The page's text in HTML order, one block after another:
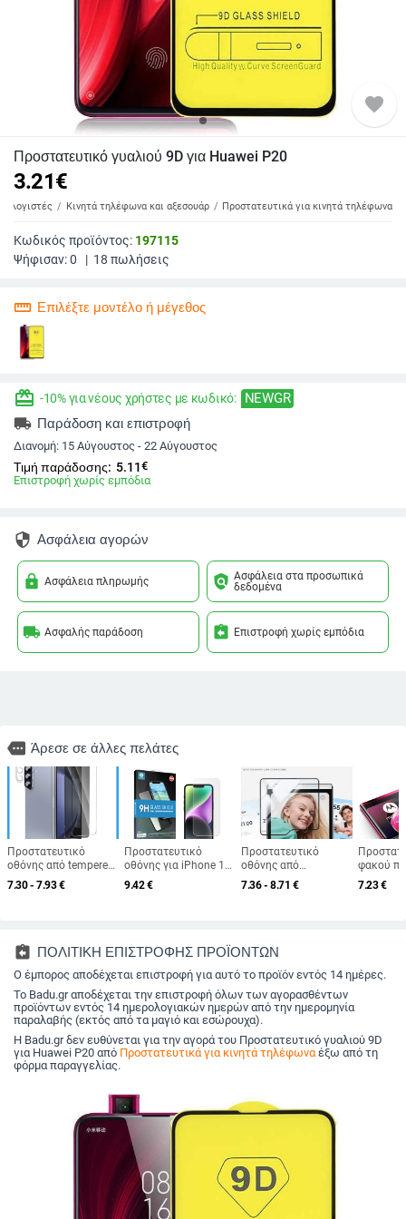
favorite
Προστατευτικό γυαλιού 9D για Huawei P20
3.21€
Κινητά τηλέφωνα και αξεσουάρ Προστατευτικά για κινητά τηλέφωνα
Κωδικός προϊόντος: 197115
Ψήφισαν:0 | 18 πωλήσεις
straighten Επιλέξτε μοντέλο ή μέγεθος
redeem -10% για νέους χρήστες με κωδικό: NEWGR
local_shipping Παράδοση και επιστροφή
Διανομή: 15 Αύγουστος - 22 Αύγουστος
Τιμή παράδοσης: 5.11€
Επιστροφή χωρίς εμπόδια
security Ασφάλεια αγορών
lock Ασφάλεια πληρωμής policy Ασφάλεια στα προσωπικά
δεδομένα
local_shipping Ασφαλής παράδοση assignment_return Επιστροφή χωρίς εμπόδια
more Άρεσε σε άλλες πελάτες
Προστατευτικό
οθόνης από tempered
glass για Galaxy Z
Fold5 και
περίβλημα, κάλυψη
από άκρη σε άκρη
7.30 - 7.93€
Προστατευτικό
οθόνης για iPhone 15
Pro Max – Mocolo, HD,
αντι-δακτυλικό,
tempered film
9.42€
Προστατευτικό
οθόνης από
θερμογυαλί για τον
εξωτερικό οθόνη του
ευκρίνεια, προστασία
απορρήτου, αντι-
αποτυπώματα,
ανθεκτικό στις
πτώσεις
7.36 - 8.71 €
φακού
από
για
7.23€
assignment_return ΠΟΛΙΤΙΚΗ ΕΠΙΣΤΡΟΦΗΣ ΠΡΟΪΟΝΤΩΝ
Ο έμπορος αποδέχεται επιστροφή για αυτό το προϊόν εντός 14 ημέρες.
Το Badu.gr αποδέχεται την επιστροφή όλων των αγορασθέντων
προϊόντων εντός 14 ημερολογιακών ημερών από την ημερομηνία
παραλαβής (εκτός από τα μαγιό και εσώρουχα).
Η Badu.gr δεν ευθύνεται για την αγορά του Προστατευτικό γυαλιού 9D
για Huawei P20 από Προστατευτικά για κινητά τηλέφωναέξω από τη
φόρμα παραγγελίας.